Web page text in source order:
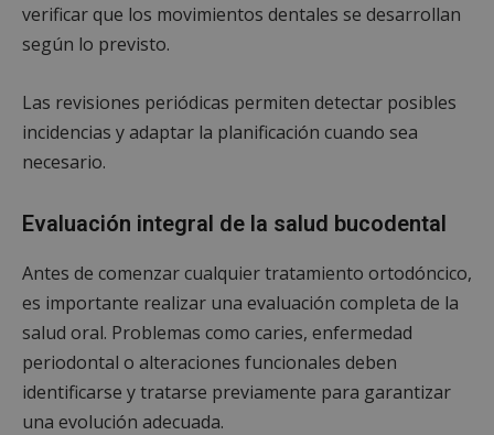
verificar que los movimientos dentales se desarrollan
según lo previsto.
Las revisiones periódicas permiten detectar posibles
incidencias y adaptar la planificación cuando sea
necesario.
Evaluación integral de la salud bucodental
Antes de comenzar cualquier tratamiento ortodóncico,
es importante realizar una evaluación completa de la
salud oral. Problemas como caries, enfermedad
periodontal o alteraciones funcionales deben
identificarse y tratarse previamente para garantizar
una evolución adecuada.
Cookies de rendimiento
Cookies de preferencias
inicio de sesión de usuario y la gestión de cuentas.
El sitio web no se puede utilizar correctamente sin
las cookies estrictamente necesarias.
Nombre
Dominio
Vencimiento
PHPSESSID
PHP.net
Sesión